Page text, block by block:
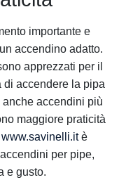
importante e
accendino adatto.
apprezzati per il
di accendere la pipa
anche accendini più
maggiore praticità
www.savinelli.itè
per pipe,
e gusto.